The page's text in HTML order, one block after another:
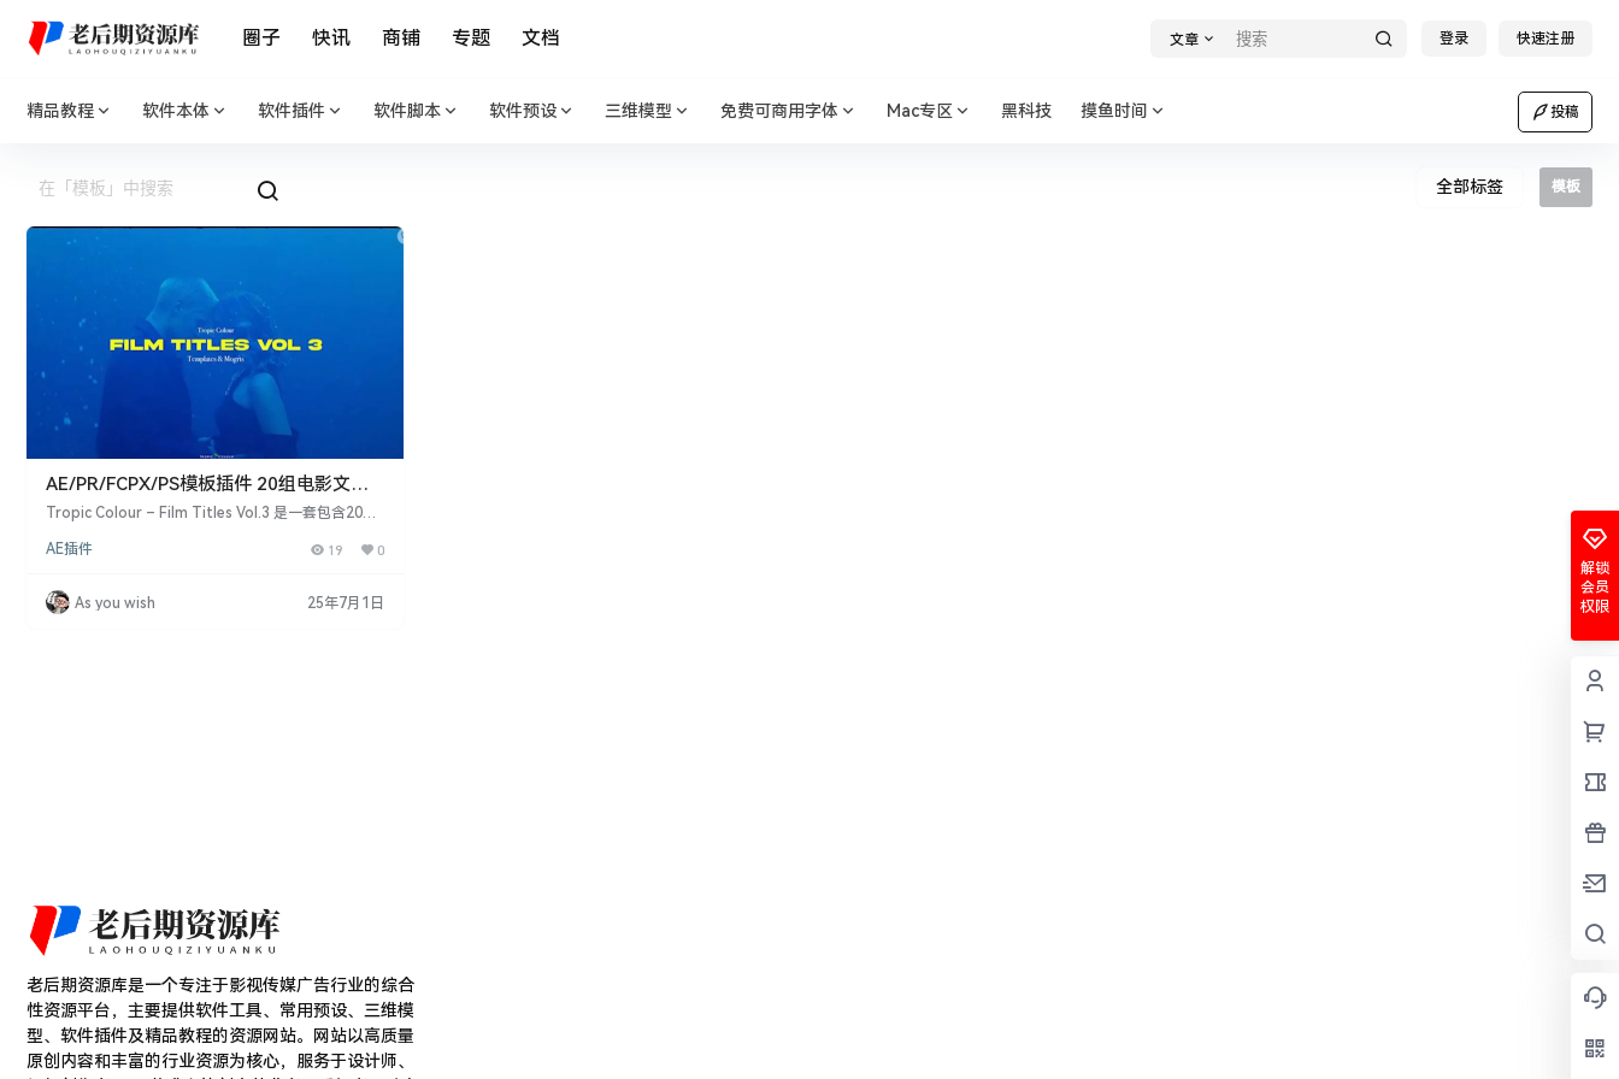
圈子 快讯 商铺 专题 文档 文章 登录 快速注册
精品教程 软件本体 软件插件 软件脚本 软件预设 三维模型 免费可商用字体 Mac专区 黑科技 摸鱼时间 投稿
全部标签 模板
AE/PR/FCPX/PS模板插件 20组电影文字
标题排版视觉设计 Tropic Colour – Film
Tropic Colour – Film Titles Vol.3 是一套包含20组
插件。这些标题设计坚固耐用，适用于横屏和竖屏，
shop、Final Cut Pro 10.6+等您选择的编辑软件中
无缝工作。每个模板都是完全可编辑的，并使用免费
AE插件 19 0
As you wish 25年7月1日
解锁
会员
权限
老后期资源库是一个专注于影视传媒广告行业的综合
性资源平台，主要提供软件工具、常用预设、三维模
型、软件插件及精品教程的资源网站。网站以高质量
原创内容和丰富的行业资源为核心，服务于设计师、